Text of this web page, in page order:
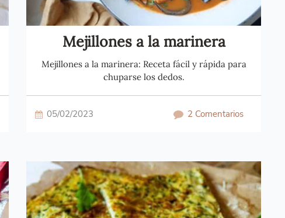
Mejillones a la marinera
Mejillones a la marinera: Receta fácil y rápida para
chuparse los dedos.
05/02/2023 2 Comentarios